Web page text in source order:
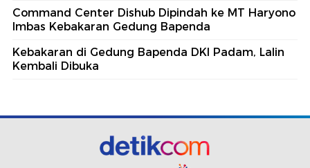
Command Center Dishub Dipindah ke MT Haryono
Imbas Kebakaran Gedung Bapenda
Kebakaran di Gedung Bapenda DKI Padam, Lalin
Kembali Dibuka